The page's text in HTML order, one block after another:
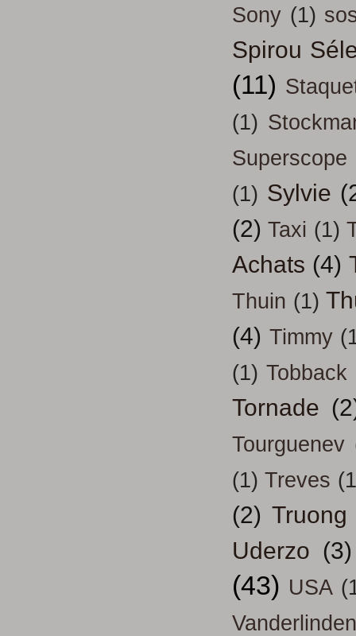
Sony (1)
Spirou
(11)
(1)
Superscope
(1) Sylvie
(2) Taxi (1)
Achats (4)
Thuin (1)
(4) Timmy
(1) Tobback
Tornade
Tourguenev
(1) Treves
(2) Truong
Uderzo (3)
(43) USA
Vanderlinden